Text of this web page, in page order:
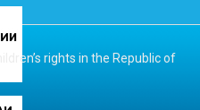
rights in the Republic of